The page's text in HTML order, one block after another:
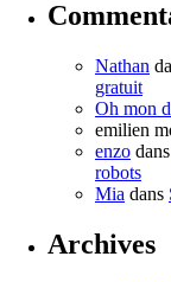
Nathan
gratuit
Oh mon
emilien
enzo dans
robots
Mia dans
Archives